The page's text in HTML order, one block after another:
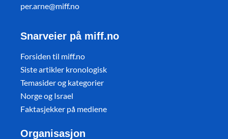
per.arne@miff.no
Snarveier på miff.no
Forsiden til miff.no
Siste artikler kronologisk
Temasider og kategorier
Norge og Israel
Faktasjekker på mediene
Organisasjon